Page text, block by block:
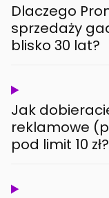
Dlaczego
sprzedaży
blisko 30 lat?
Jak
reklamowe
pod limit 10 zł?